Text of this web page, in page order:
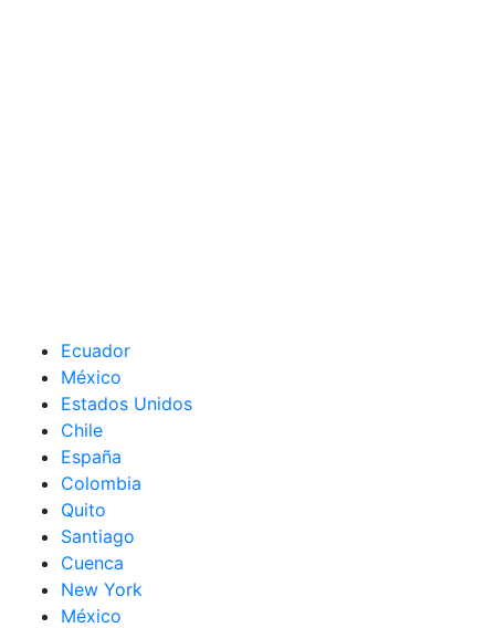
Ecuador
México
Estados Unidos
Chile
España
Colombia
Quito
Santiago
Cuenca
New York
México